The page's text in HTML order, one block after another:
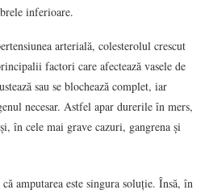
inferioare.
arterială, colesterolul crescut
factori care afectează vasele de
sau se blochează complet, iar
necesar. Astfel apar durerile în mers,
în cele mai grave cazuri, gangrena și
amputarea este singura soluție. Însă, în